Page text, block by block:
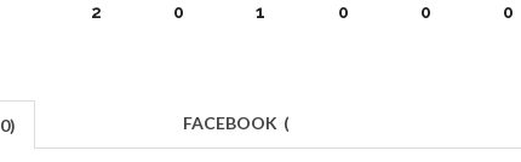
2 0 1 0 0 0
0) FACEBOOK (